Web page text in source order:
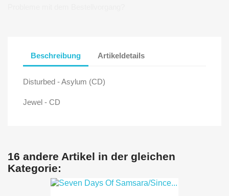
Beschreibung Artikeldetails
Disturbed - Asylum (CD)
Jewel - CD
16 andere Artikel in der gleichen
Kategorie: